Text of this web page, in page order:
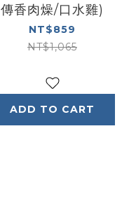
傳香肉燥/口水雞)
NT$859
NT$1,065
ADD TO CART